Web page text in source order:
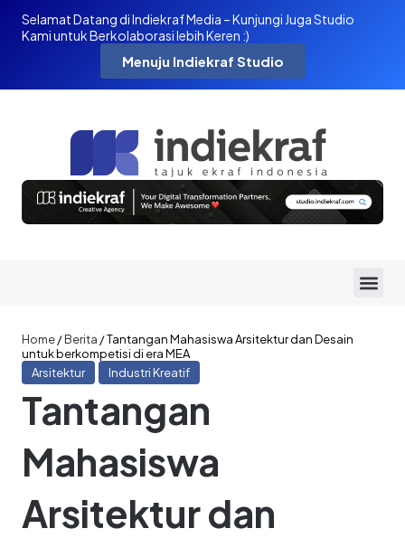
Selamat Datang di Indiekraf Media – Kunjungi Juga Studio
Kami untuk Berkolaborasi lebih Keren :)
Menuju Indiekraf Studio
Home/Berita /Tantangan Mahasiswa Arsitektur dan Desain
untuk berkompetisi di era MEA
Arsitektur
Industri Kreatif
Tantangan
Mahasiswa
Arsitektur dan